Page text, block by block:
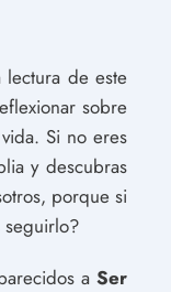
de este
sobre
Si no eres
y descubras
porque si
seguirlo?
a Ser